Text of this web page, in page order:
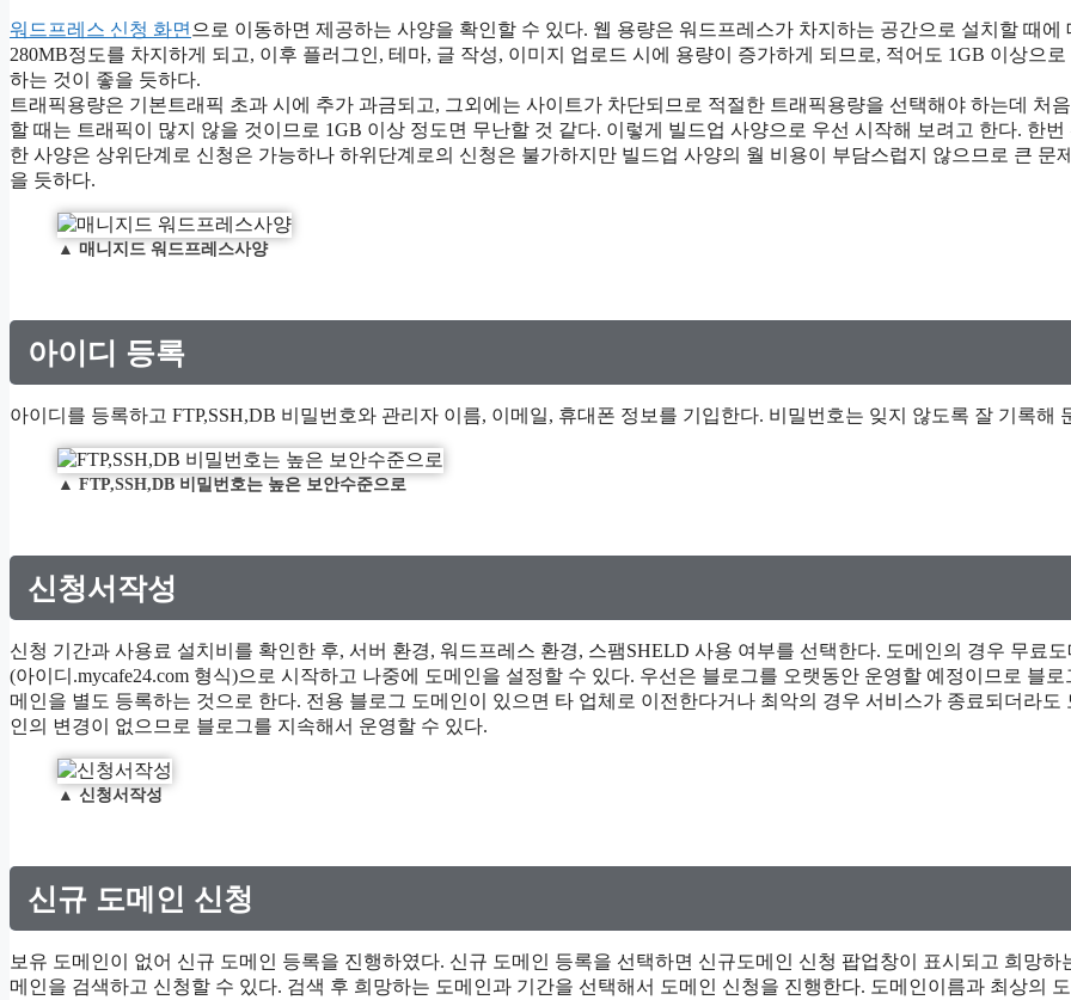
워드프레스 신청 화면으로 이동하면 제공하는 사양을 확인할 수 있다. 웹 용량은 워드프레스가 차지하는 공간으로 설치할 때에
280MB정도를 차지하게 되고, 이후 플러그인, 테마, 글 작성, 이미지 업로드 시에 용량이 증가하게 되므로, 적어도 1GB 이상으로
하는 것이 좋을 듯하다.
트래픽용량은 기본트래픽 초과 시에 추가 과금되고, 그외에는 사이트가 차단되므로 적절한 트래픽용량을 선택해야 하는데 처
할 때는 트래픽이 많지 않을 것이므로 1GB 이상 정도면 무난할 것 같다. 이렇게 빌드업 사양으로 우선 시작해 보려고 한다. 한번
한 사양은 상위단계로 신청은 가능하나 하위단계로의 신청은 불가하지만 빌드업 사양의 월 비용이 부담스럽지 않으므로 큰 문
을 듯하다.
▲ 매니지드 워드프레스사양
아이디 등록
아이디를 등록하고 FTP,SSH,DB 비밀번호와 관리자 이름, 이메일, 휴대폰 정보를 기입한다. 비밀번호는 잊지 않도록 잘 기록해
▲ FTP,SSH,DB 비밀번호는 높은 보안수준으로
신청서작성
신청 기간과 사용료 설치비를 확인한 후, 서버 환경, 워드프레스 환경, 스팸SHELD 사용 여부를 선택한다. 도메인의 경우 무료
(아이디.mycafe24.com 형식)으로 시작하고 나중에 도메인을 설정할 수 있다. 우선은 블로그를 오랫동안 운영할 예정이므로 블로
메인을 별도 등록하는 것으로 한다. 전용 블로그 도메인이 있으면 타 업체로 이전한다거나 최악의 경우 서비스가 종료되더라도
인의 변경이 없으므로 블로그를 지속해서 운영할 수 있다.
▲ 신청서작성
신규 도메인 신청
보유 도메인이 없어 신규 도메인 등록을 진행하였다. 신규 도메인 등록을 선택하면 신규도메인 신청 팝업창이 표시되고 희망하
메인을 검색하고 신청할 수 있다. 검색 후 희망하는 도메인과 기간을 선택해서 도메인 신청을 진행한다. 도메인이름과 최상의